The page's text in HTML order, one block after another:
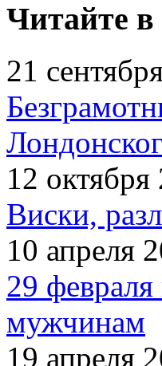
Читайте
21
12 октября
Виски,
10 апреля
29
мужчинам
19 апреля